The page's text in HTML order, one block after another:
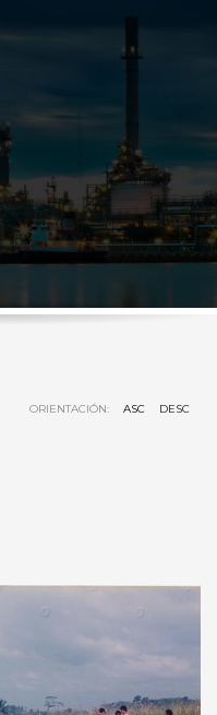
ORIENTACIÓN: ASC DESC